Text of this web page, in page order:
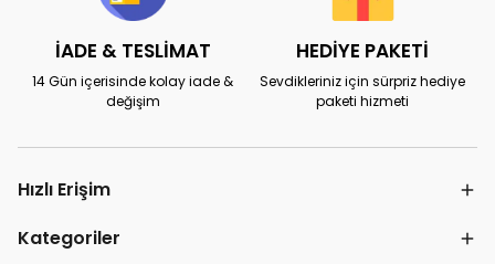
İADE & TESLİMAT
14 Gün içerisinde kolay iade &
değişim
HEDİYE PAKETİ
Sevdikleriniz için sürpriz hediye
paketi hizmeti
Hızlı Erişim
Kategoriler